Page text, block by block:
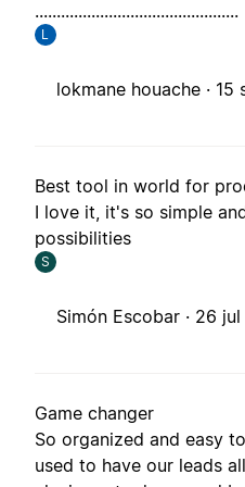
...............................................
L
lokmane houache · 15
Best tool in world for
I love it, it's so simple
possibilities
S
Simón Escobar · 26
Game changer
So organized and easy
used to have our leads